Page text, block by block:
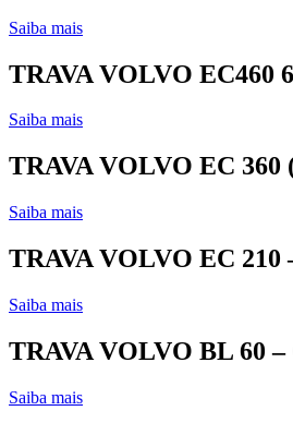
Saiba mais
TRAVA VOLVO EC460
Saiba mais
TRAVA VOLVO EC 360
Saiba mais
TRAVA VOLVO EC 210
Saiba mais
TRAVA VOLVO BL 60 –
Saiba mais